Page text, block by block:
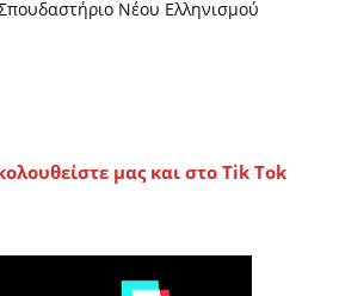
Νέου Ελληνισμού
μας και στο Tik Tok